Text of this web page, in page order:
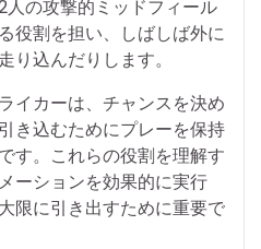
の攻撃的ミッドフィール
役割を担い、しばしば外に
り込んだりします。
イカーは、チャンスを決め
き込むためにプレーを保持
す。これらの役割を理解す
ーションを効果的に実行
限に引き出すために重要で